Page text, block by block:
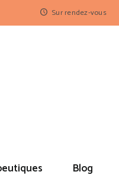
Sur rendez-vous
Blog